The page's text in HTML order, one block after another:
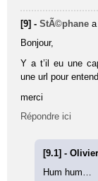
[9] -StÃ©phane
Bonjour,
Y a t’il eu une
une url pour
merci
Répondre ici
[9.1] -
Hum hum…